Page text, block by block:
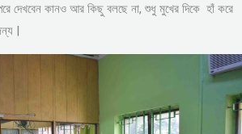
দেখবেন কানও আর কিছু বলছে না, শুধু মুখের দিকে হাঁ করে
|